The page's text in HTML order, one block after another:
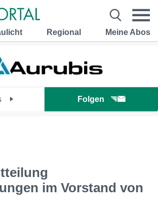
Regional Meine Abos
Folgen
im Vorstand von